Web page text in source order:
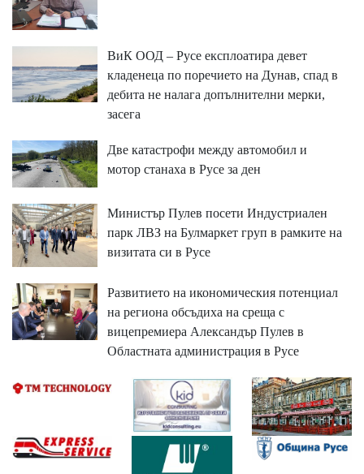
ВиК ООД – Русе експлоатира девет
кладенеца по поречието на Дунав, спад в
дебита не налага допълнителни мерки,
засега
Две катастрофи между автомобил и
мотор станаха в Русе за ден
Министър Пулев посети Индустриален
парк ЛВЗ на Булмаркет груп в рамките на
визитата си в Русе
Развитието на икономическия потенциал
на региона обсъдиха на среща с
вицепремиера Александър Пулев в
Областната администрация в Русе